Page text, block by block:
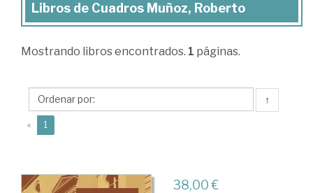
Libros
Cuadros
Roberto
Libros de Cuadros Muñoz, Roberto
Mostrando libros encontrados. 1 páginas.
↑
« 1
38,00 €